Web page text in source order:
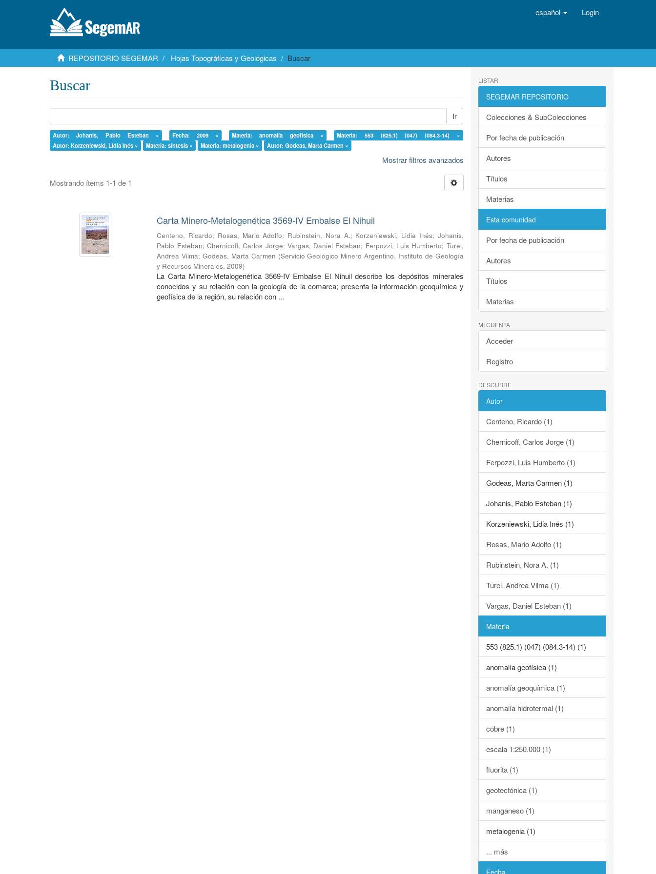
español Login
REPOSITORIO SEGEMAR Hojas Topográficas y Geológicas Buscar
Buscar
Ir
Autor: Johanis, Pablo Esteban × Fecha: 2009 × Materia: anomalía geofísica ×
Materia: 553 (825.1) (047) (084.3-14) ×
Autor: Korzeniewski, Lidia Inés ×
Materia: síntesis × Materia: metalogenia × Autor: Godeas, Marta Carmen ×
Mostrar filtros avanzados
Mostrando ítems 1-1 de 1
Carta Minero-Metalogenética 3569-IV Embalse El Nihuil
Centeno, Ricardo; Rosas, Mario Adolfo; Rubinstein, Nora A.; Korzeniewski, Lidia Inés; Johanis,
Pablo Esteban; Chernicoff, Carlos Jorge; Vargas, Daniel Esteban; Ferpozzi, Luis Humberto; Turel,
Andrea Vilma;Godeas, Marta Carmen (Servicio Geológico Minero Argentino. Instituto de Geología
y Recursos Minerales,2009)
La Carta Minero-Metalogenética 3569-IV Embalse El Nihuil describe los depósitos minerales
conocidos y su relación con la geología de la comarca; presenta la información geoquímica y
geofísica de la región, su relación con ...
LISTAR
SEGEMAR REPOSITORIO
Colecciones & SubColecciones
Por fecha de publicación
Autores
Títulos
Materias
Esta comunidad
Por fecha de publicación
Autores
Títulos
Materias
MI CUENTA
Acceder
Registro
DESCUBRE
Autor
Centeno, Ricardo (1)
Chernicoff, Carlos Jorge (1)
Ferpozzi, Luis Humberto (1)
Godeas, Marta Carmen (1)
Johanis, Pablo Esteban (1)
Korzeniewski, Lidia Inés (1)
Rosas, Mario Adolfo (1)
Rubinstein, Nora A. (1)
Turel, Andrea Vilma (1)
Vargas, Daniel Esteban (1)
Materia
553 (825.1) (047) (084.3-14) (1)
anomalía geofísica (1)
anomalía geoquímica (1)
anomalía hidrotermal (1)
cobre (1)
escala 1:250.000 (1)
fluorita (1)
geotectónica (1)
manganeso (1)
metalogenia (1)
... más
Fecha